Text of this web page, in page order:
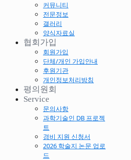
커뮤니티
전문정보
갤러리
양식자료실
협회가입
회원가입
단체/개인 가입안내
후원기관
개인정보처리방침
평의원회
Service
문의사항
과학기술인 DB 프로젝
트
경비 지원 신청서
2026 학술지 논문 업로
드